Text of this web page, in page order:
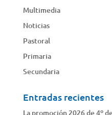
Multimedia
Noticias
Pastoral
Primaria
Secundaria
Entradas recientes
La promoción 2026 de 4º